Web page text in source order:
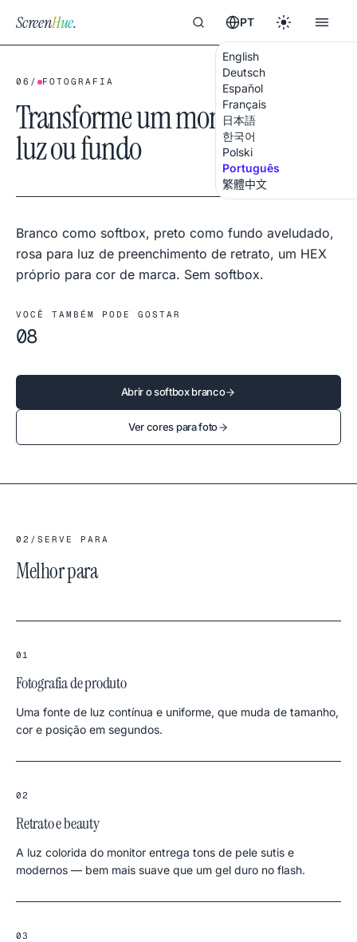
ScreenHue. PT
English
Deutsch
Español
Français
日本語
한국어
Polski
Português
繁體中文
06 / FOTOGRAFIA
Transforme um monitor em
luz ou fundo
Branco como softbox, preto como fundo aveludado,
rosa para luz de preenchimento de retrato, um HEX
próprio para cor de marca. Sem softbox.
VOCÊ TAMBÉM PODE GOSTAR
08
Abrir o softbox branco
Ver cores para foto
02 / SERVE PARA
Melhor para
01
Fotografia de produto
Uma fonte de luz contínua e uniforme, que muda de tamanho,
cor e posição em segundos.
02
Retrato e beauty
A luz colorida do monitor entrega tons de pele sutis e
modernos — bem mais suave que um gel duro no flash.
03